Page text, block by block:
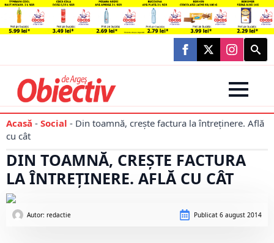
Search
for:
Acasă - Social - Din toamnă, crește factura la întreținere. Află
cu cât
DIN TOAMNĂ, CREȘTE FACTURA
LA ÎNTREȚINERE. AFLĂ CU CÂT
Autor: redactie Publicat 6 august 2014